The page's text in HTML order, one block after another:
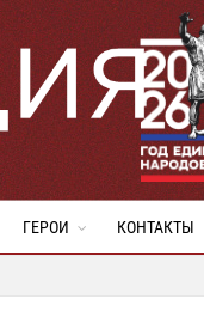
ГЕРОИ КОНТАКТЫ